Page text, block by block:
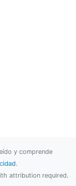
y comprende
.
attribution required.